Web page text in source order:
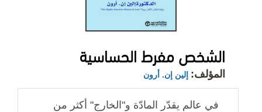
الشخص مفرط الحساسية
المؤلف: إلين إن. أرون
في عالم يقدّر المادّة و"الخارج" أكثر من